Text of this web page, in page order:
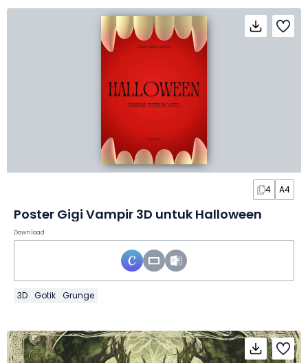
4 A4
Poster Gigi Vampir 3D untuk Halloween
Download
3D Gotik Grunge